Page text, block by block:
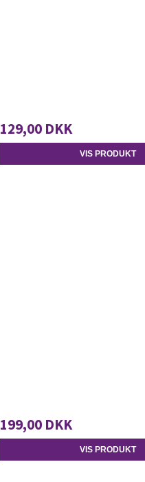
129,00 DKK
VIS PRODUKT
199,00 DKK
VIS PRODUKT